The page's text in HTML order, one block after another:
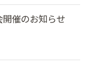
開催のお知らせ